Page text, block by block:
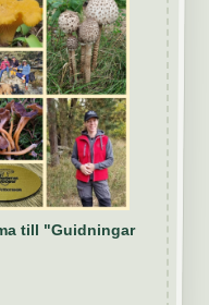
till "Guidningar